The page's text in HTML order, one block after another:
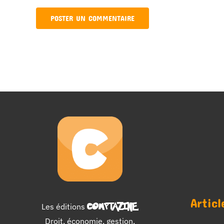
Les éditions COMPTAZINE.
Droit, économie, gestion,